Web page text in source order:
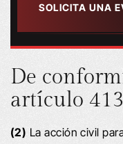
SOLICITA UNA
De
artículo
(2) La acción civil